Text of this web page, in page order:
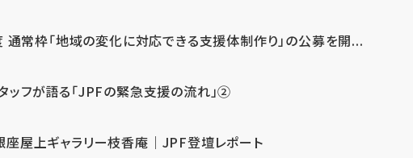
通常枠「地域の変化に対応できる支援体制作り」の公募を開...
ッフが語る「JPFの緊急支援の流れ」②
銀座屋上ギャラリー枝香庵｜JPF登壇レポート